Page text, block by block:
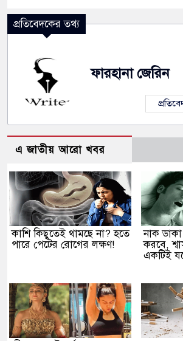
প্রতিবেদকের তথ্য
ফারহানা জেরিন
এ জাতীয় আরো খবর
কাশি কিছুতেই থামছে না? হতে
পারে পেটের রোগের লক্ষণ!
নাক ডাকা
করবে,
একটিই